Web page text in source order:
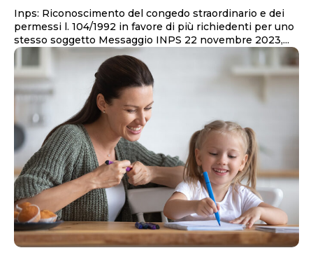
Inps: Riconoscimento del congedo straordinario e dei
permessi l. 104/1992 in favore di più richiedenti per uno
stesso soggetto Messaggio INPS 22 novembre 2023,...